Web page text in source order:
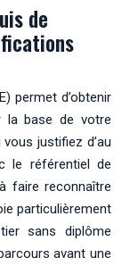
de
permet d’obtenir
la base de votre
justifiez d’au
le référentiel de
faire reconnaître
particulièrement
sans diplôme
avant une